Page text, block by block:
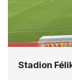
Stadion